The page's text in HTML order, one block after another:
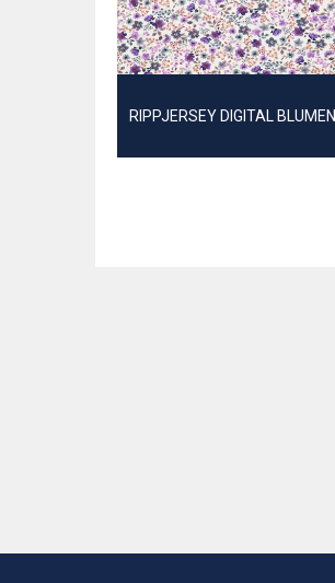
RIPPJERSEY DIGITAL BLUMEN